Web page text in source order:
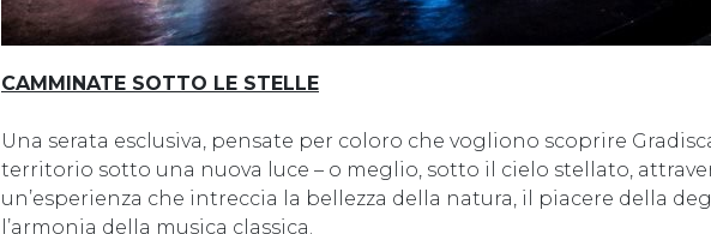
CAMMINATE SOTTO LE STELLE
Una serata esclusiva, pensate per coloro che vogliono scoprire
territorio sotto una nuova luce – o meglio, sotto il cielo stellato,
un’esperienza che intreccia la bellezza della natura, il piacere della
l’armonia della musica classica.